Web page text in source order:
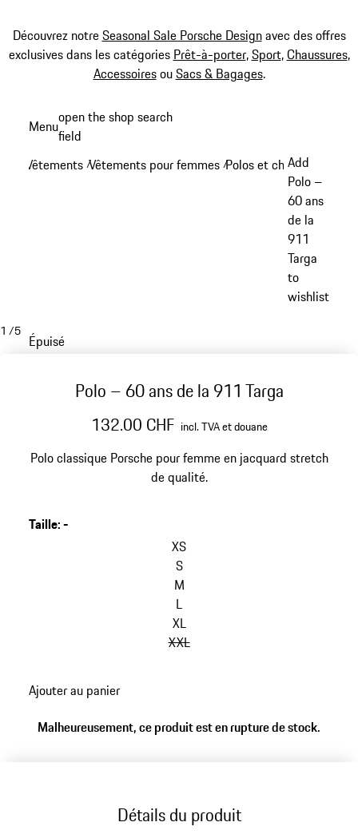
Découvrez notreSeasonal Sale Porsche Designavec des offres
exclusives dans les catégories Prêt-à-porter,Sport,Chaussures,
AccessoiresouSacs & Bagages.
principal
Menuopen the shop search
field
Vêtements /Vêtements pour femmes /Polos et chemises -
Add
Polo –
60 ans
de la
911
Targa
to
wishlist
1 /5
Épuisé
Polo – 60 ans de la 911 Targa
132.00 CHF incl. TVA et douane
Polo classique Porsche pour femme en jacquard stretch
de qualité.
Taille:-
XS
S
M
L
XL
XXL
Ajouter au panier
Malheureusement, ce produit est en rupture de stock.
Détails du produit